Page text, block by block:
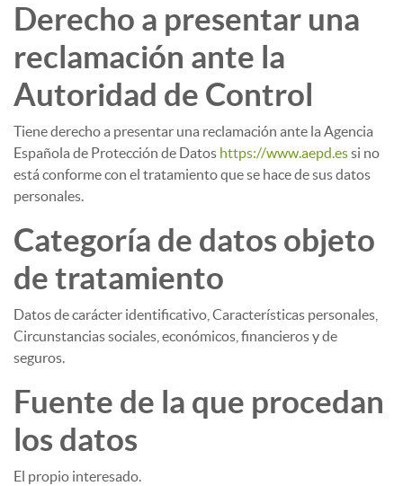
Derecho a presentar una
reclamación ante la
Autoridad de Control
Tiene derecho a presentar una reclamación ante la Agencia
Española de Protección de Datos https://www.aepd.essi no
está conforme con el tratamiento que se hace de sus datos
personales.
Categoría de datos objeto
de tratamiento
Datos de carácter identificativo, Características personales,
Circunstancias sociales, económicos, financieros y de
seguros.
Fuente de la que procedan
los datos
El propio interesado.